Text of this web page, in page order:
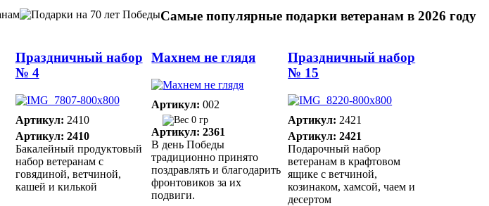
Самые популярные подарки ветеранам в 2026 году
Праздничный набор
№ 4
Артикул: 2410
Артикул: 2410
Бакалейный продуктовый
набор ветеранам с
говядиной, ветчиной,
кашей и килькой
Махнем не глядя
Артикул: 002
0 гр
Артикул: 2361
В день Победы
традиционно принято
поздравлять и благодарить
фронтовиков за их
подвиги.
Праздничный набор
№ 15
Артикул: 2421
Артикул: 2421
Подарочный набор
ветеранам в крафтовом
ящике с ветчиной,
козинаком, хамсой, чаем и
десертом